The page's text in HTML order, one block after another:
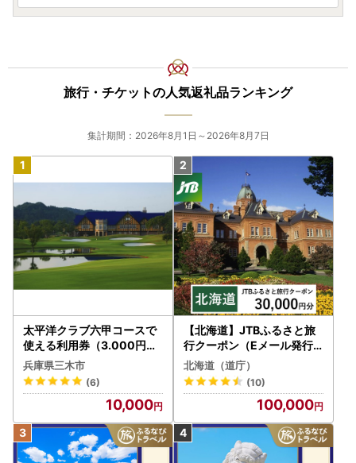
旅行・チケットの人気返礼品ランキング
集計期間：2026年8月1日～2026年8月7日
太平洋クラブ六甲コースで
使える利用券（3.000円分
）
兵庫県三木市
(6)
10,000
【北海道】JTBふるさと旅
行クーポン（Eメール発行
）30,000円分 旅行 トラベ
ル 宿泊 人気 おすすめ JTB
W030T
北海道（道庁）
(10)
100,000